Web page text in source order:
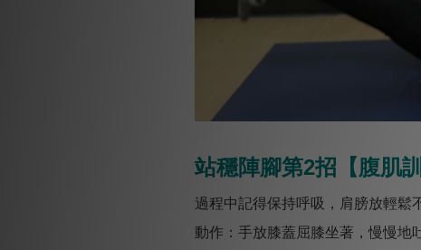
站穩陣腳第2招【腹肌訓
過程中記得保持呼吸，肩膀放輕鬆
動作：手放膝蓋屈膝坐著，慢慢地